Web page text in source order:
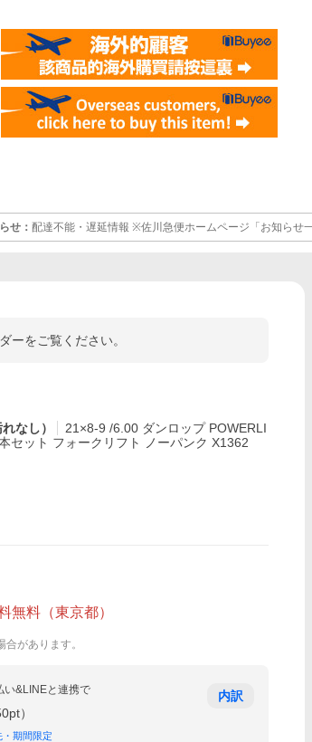
せ： 配達不能・遅延情報 ※佐川急便ホームページ「お知らせ
をご覧ください。
なし）
21×8-9 /6.00 ダンロップ POWERLI
セット フォークリフト ノーパンク X1362
無料 （東京都）
があります。
い&LINEと連携で
pt）
・期間限定
内訳